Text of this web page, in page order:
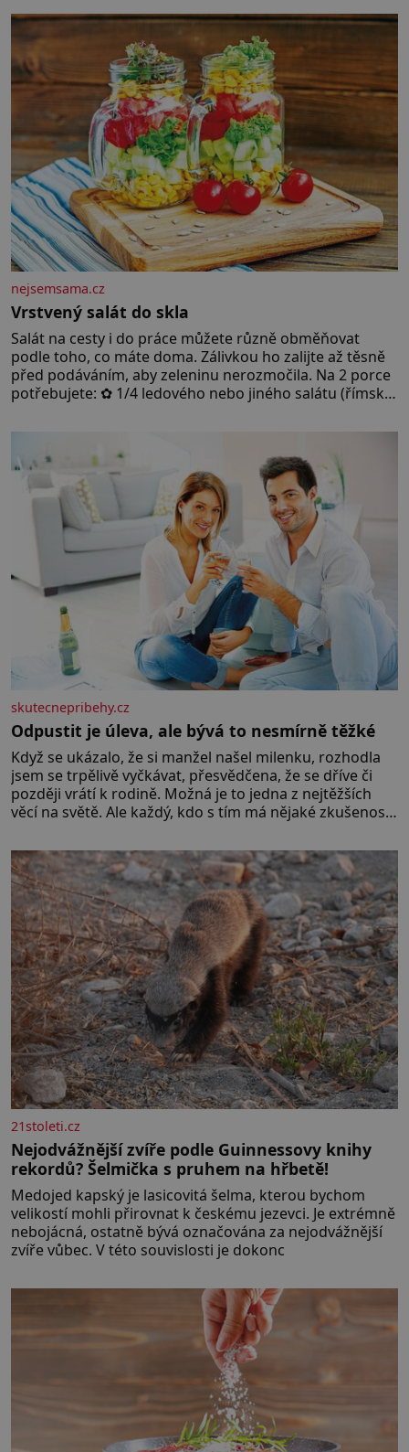
let. Většina lidí vnímá rákos jen jako obyčejnou kulisu
letního koupání. Stačí se však podívat
nejsemsama.cz
Vrstvený salát do skla
Salát na cesty i do práce můžete různě obměňovat
podle toho, co máte doma. Zálivkou ho zalijte až těsně
před podáváním, aby zeleninu nerozmočila. Na 2 porce
potřebujete: ✿ 1/4 ledového nebo jiného salátu (římský
okurky ✿ 2 rajčata Zálivka: ✿ 4 lžíce olivového oleje ✿ 1
lžíci citronové šťávy ✿ ½ stroužku
skutecnepribehy.cz
Odpustit je úleva, ale bývá to nesmírně těžké
Když se ukázalo, že si manžel našel milenku, rozhodla
jsem se trpělivě vyčkávat, přesvědčena, že se dříve či
později vrátí k rodině. Možná je to jedna z nejtěžších
věcí na světě. Ale každý, kdo s tím má nějaké zkušenosti,
Když se ke mně doneslo, že si manžel pořídil milenku,
21stoleti.cz
Nejodvážnější zvíře podle Guinnessovy knihy
rekordů? Šelmička s pruhem na hřbetě!
Medojed kapský je lasicovitá šelma, kterou bychom
velikostí mohli přirovnat k českému jezevci. Je extrémně
nebojácná, ostatně bývá označována za nejodvážnější
zvíře vůbec. V této souvislosti je dokonc